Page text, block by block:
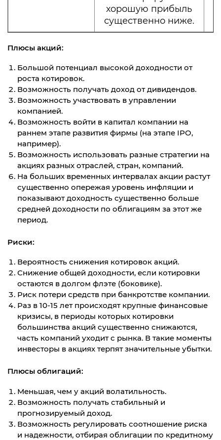
хорошую прибыль
существенно ниже.
Плюсы акций:
Большой потенциал высокой доходности от
роста котировок.
Возможность получать доход от дивидендов.
Возможность участвовать в управлении
компанией.
Возможность войти в капитал компании на
раннем этапе развития фирмы (на этапе IPO,
например).
Возможность использовать разные стратегии на
акциях разных отраслей, стран, компаний.
На больших временных интервалах акции растут
существенно опережая уровень инфляции и
показывают доходность существенно больше
средней доходности по облигациям за этот же
период.
Риски:
Вероятность снижения котировок акций.
Снижение общей доходности, если котировки
остаются в долгом флэте (боковике).
Риск потери средств при банкротстве компании.
Раз в 10-15 лет происходят крупные финансовые
кризисы, в периоды которых котировки
большинства акций существенно снижаются,
часть компаний уходит с рынка. В такие моменты
инвесторы в акциях терпят значительные убытки.
Плюсы облигаций:
Меньшая, чем у акций волатильность.
Возможность получать стабильный и
прогнозируемый доход.
Возможность регулировать соотношение риска
и надежности, отбирая облигации по кредитному